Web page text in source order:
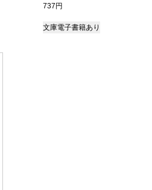
737円
文庫電子書籍あり